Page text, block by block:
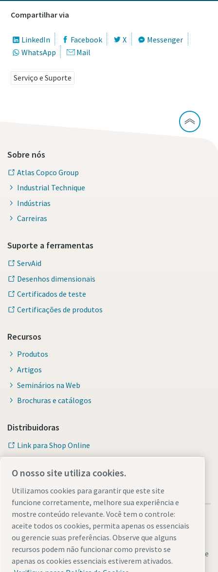
Compartilhar via
LinkedIn Facebook X
Messenger
WhatsApp
Mail
Serviço e Suporte
Sobre nós
Atlas Copco Group
Industrial Technique
Indústrias
Carreiras
Suporte a ferramentas
ServAid
Desenhos dimensionais
Certificados de teste
Certificações de produtos
Recursos
Produtos
Artigos
Seminários na Web
Brochuras e catálogos
Distribuidoras
Link para Shop Online
Avisos legais e de privacidadeGerenciar cookies Acessibilidade
Mapa do site
O nosso site utiliza cookies.
Utilizamos cookies para garantir que este site
funcione corretamente, melhore sua experiência e
mostre conteúdo relevante. Você tem o controle:
aceite todos os cookies, permita apenas os essenciais
ou gerencie suas preferências. Observe que alguns
recursos podem não funcionar como previsto se
apenas os cookies essenciais estiverem ativados.